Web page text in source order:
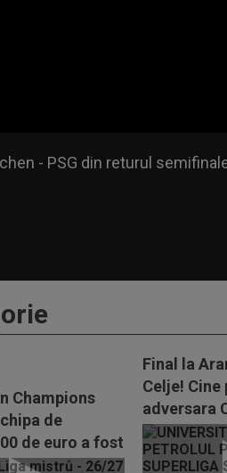
- PSG din returul
Champions
de
de euro a fost
Final la
Celje! Cine
adversara
play-off-ul